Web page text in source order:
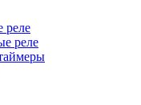
реле
реле